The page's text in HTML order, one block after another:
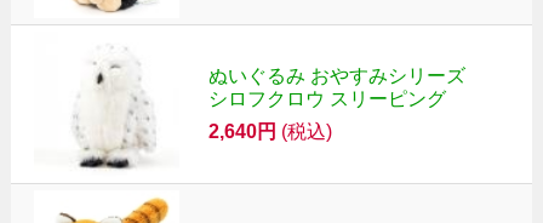
ぬいぐるみ おやすみシリーズ
シロフクロウ スリーピング
2,640円 (税込)